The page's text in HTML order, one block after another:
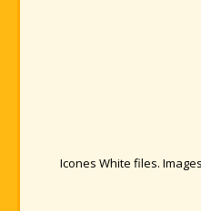
Icones White files.